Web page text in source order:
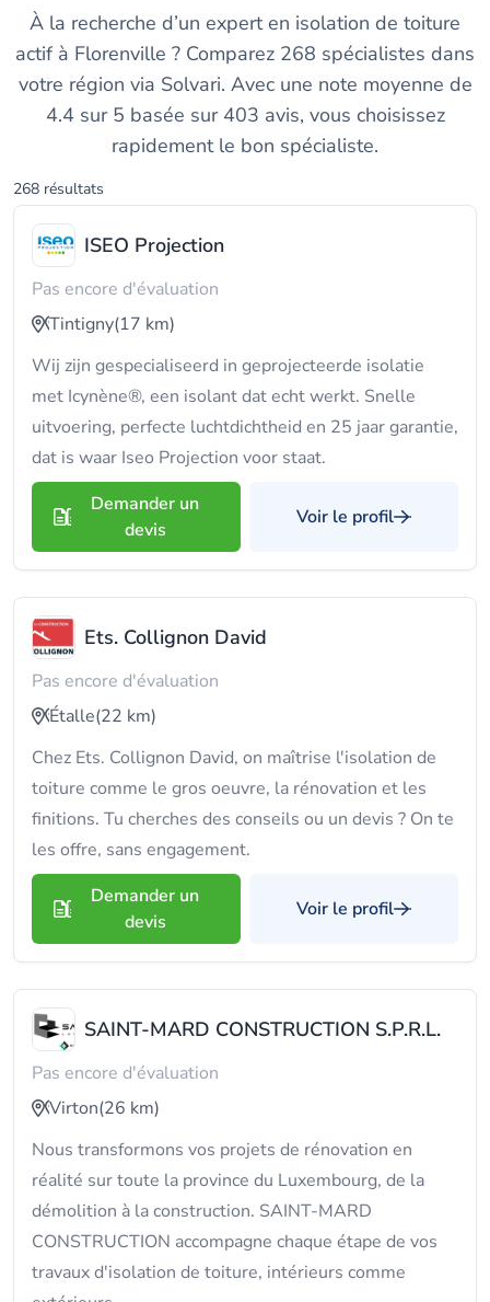
À la recherche d’un expert en isolation de toiture
actif à Florenville ? Comparez 268 spécialistes dans
votre région via Solvari. Avec une note moyenne de
4.4 sur 5 basée sur 403 avis, vous choisissez
rapidement le bon spécialiste.
268 résultats
ISEO Projection
Pas encore d'évaluation
Tintigny(17 km)
Wij zijn gespecialiseerd in geprojecteerde isolatie
met Icynène®, een isolant dat echt werkt. Snelle
uitvoering, perfecte luchtdichtheid en 25 jaar garantie,
dat is waar Iseo Projection voor staat.
Demander un
devis
Voir le profil
Ets. Collignon David
Pas encore d'évaluation
Étalle(22 km)
Chez Ets. Collignon David, on maîtrise l'isolation de
toiture comme le gros oeuvre, la rénovation et les
finitions. Tu cherches des conseils ou un devis ? On te
les offre, sans engagement.
Demander un
devis
Voir le profil
SAINT-MARD CONSTRUCTION S.P.R.L.
Pas encore d'évaluation
Virton(26 km)
Nous transformons vos projets de rénovation en
réalité sur toute la province du Luxembourg, de la
démolition à la construction. SAINT-MARD
CONSTRUCTION accompagne chaque étape de vos
travaux d'isolation de toiture, intérieurs comme